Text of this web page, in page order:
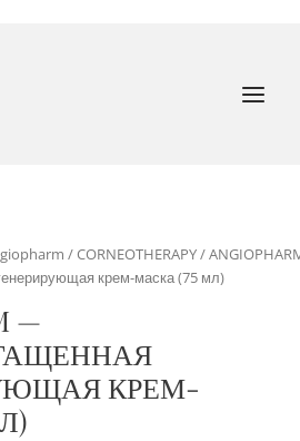
/CORNEOTHERAPY/
крем-маска (75 мл)
—
КРЕМ-